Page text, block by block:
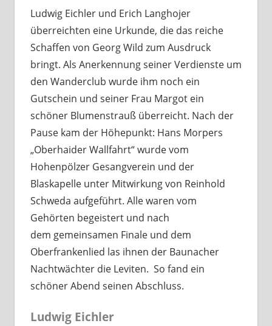
Ludwig Eichler und Erich Langhojer
überreichten eine Urkunde, die das reiche
Schaffen von Georg Wild zum Ausdruck
bringt. Als Anerkennung seiner Verdienste um
den Wanderclub wurde ihm noch ein
Gutschein und seiner Frau Margot ein
schöner Blumenstrauß überreicht. Nach der
Pause kam der Höhepunkt: Hans Morpers
„Oberhaider Wallfahrt“ wurde vom
Hohenpölzer Gesangverein und der
Blaskapelle unter Mitwirkung von Reinhold
Schweda aufgeführt. Alle waren vom
Gehörten begeistert und nach
dem gemeinsamen Finale und dem
Oberfrankenlied las ihnen der Baunacher
Nachtwächter die Leviten. So fand ein
schöner Abend seinen Abschluss.
Ludwig Eichler